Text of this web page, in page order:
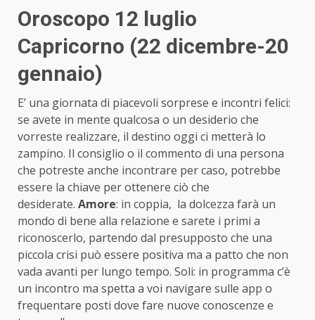
Oroscopo 12 luglio
Capricorno (22 dicembre-20
gennaio)
E’ una giornata di piacevoli sorprese e incontri felici:
se avete in mente qualcosa o un desiderio che
vorreste realizzare, il destino oggi ci metterà lo
zampino. Il consiglio o il commento di una persona
che potreste anche incontrare per caso, potrebbe
essere la chiave per ottenere ciò che
desiderate. Amore: in coppia, la dolcezza farà un
mondo di bene alla relazione e sarete i primi a
riconoscerlo, partendo dal presupposto che una
piccola crisi può essere positiva ma a patto che non
vada avanti per lungo tempo. Soli: in programma c’è
un incontro ma spetta a voi navigare sulle app o
frequentare posti dove fare nuove conoscenze e